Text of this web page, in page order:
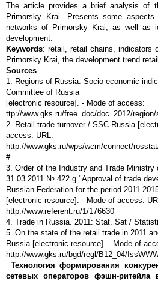
The article provides a brief analysis of
Primorsky Krai. Presents some
networks of Primorsky Krai, as well as
development.
Keywords: retail, retail chains, indicators
Primorsky Krai, the development trend
Sources
1. Regions of Russia. Socio-economic
Committee of Russia
[electronic resource]. - Mode of access:
ttp://www.gks.ru/free_doc/doc_2012/
2. Retail trade turnover / SSC Russia
access: URL:
http://www.gks.ru/wps/wcm/connect/
#
3. Order of the Industry and Trade
31.03.2011 № 422 g "Approval of trade
Russian Federation for the period 2011-
[electronic resource]. - Mode of access:
http://www.referent.ru/1/176630
4. Trade in Russia. 2011: Stat. Sat /
5. On the state of the retail trade in 2011
Russia [electronic resource]. - Mode of
http://www.gks.ru/bgd/regl/B12_04/
Технология формирования
сетевых операторов фэшн-ритейла